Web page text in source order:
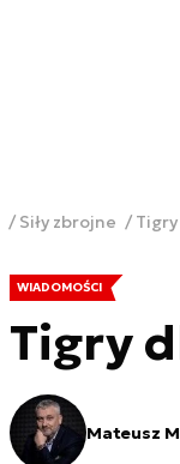
Siły zbrojne
WIADOMOŚCI
Tigry
Mateusz